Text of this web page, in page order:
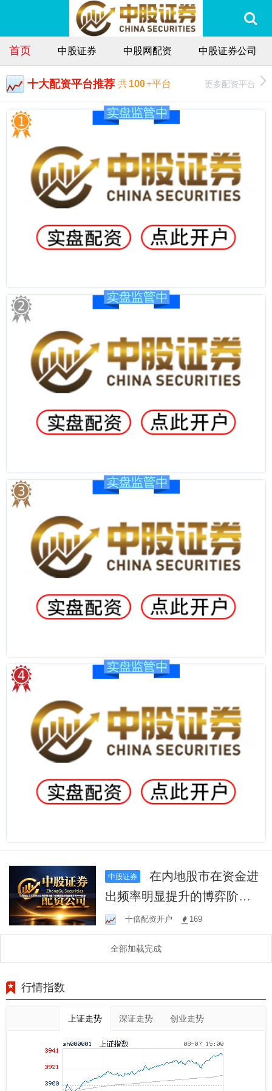
首页 中股证券 中股网配资 中股证券公司
十大配资平台推荐 共100+平台 更多配资平台
中股证券
在内地股市在资金进
出频率明显提升的博弈阶段
的盘面环境中中股票
十倍配资开户 169
全部加载完成
行情指数
上证走势 深证走势 创业走势